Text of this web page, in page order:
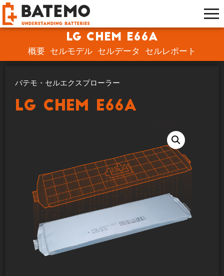
LG Chem E66A
概要 セルモデル セルデータ セルレポート
バテモ・セルエクスプローラー
LG Chem E66A